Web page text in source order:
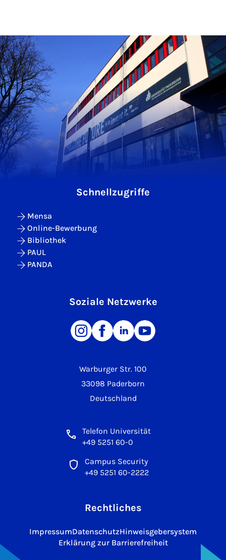
Warburger Str. 100
33098 Paderborn
Deutschland
Telefon Universität
+49 5251 60-0
Campus Security
+49 5251 60-2222
Schnellzugriffe
Mensa
Online-Bewerbung
Bibliothek
PAUL
PANDA
Soziale Netzwerke
Rechtliches
ImpressumDatenschutzHinweisgebersystem
Erklärung zur Barrierefreiheit